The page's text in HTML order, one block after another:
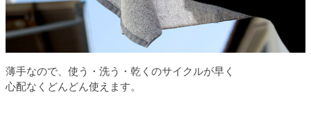
薄手なので、使う・洗う・乾くのサイクルが早く
心配なくどんどん使えます。